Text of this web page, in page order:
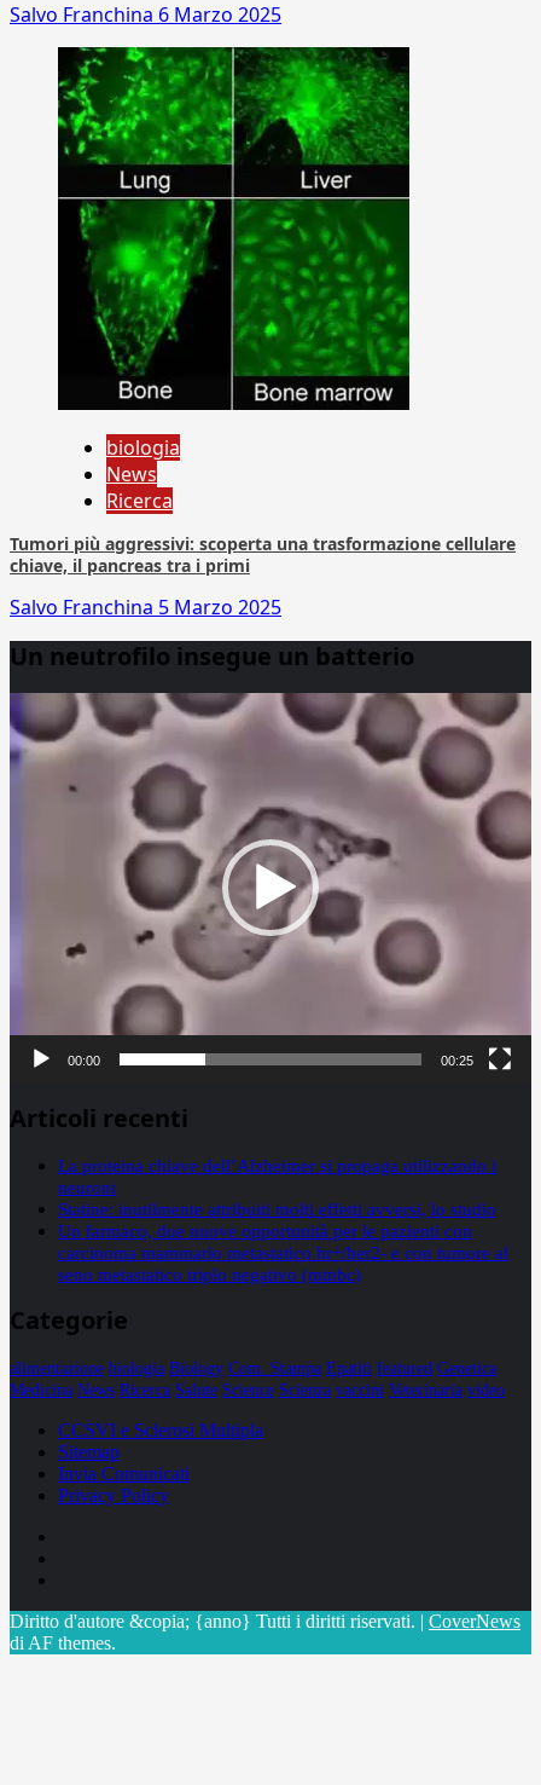
Salvo Franchina 6 Marzo 2025
biologia
News
Ricerca
Tumori più aggressivi: scoperta una trasformazione cellulare
chiave, il pancreas tra i primi
Salvo Franchina 5 Marzo 2025
Un neutrofilo insegue un batterio
Player
00:00 00:25
Articoli recenti
La proteina chiave dell’Alzheimer si propaga utilizzando i
neuroni
Statine: inutilmente attribuiti molti effetti avversi, lo studio
Un farmaco, due nuove opportunità per le pazienti con
carcinoma mammario metastatico hr+/her2- e con tumore al
seno metastatico triplo negativo (mtnbc)
Categorie
alimentazione biologia Biology Com. Stampa Epatiti featured Genetica
Medicina News Ricerca Salute Science Scienza vaccini Veterinaria video
CCSVI e Sclerosi Multipla
Sitemap
Invia Comunicati
Privacy Policy
Diritto d'autore &copia; {anno} Tutti i diritti riservati. | CoverNews
di AF themes.